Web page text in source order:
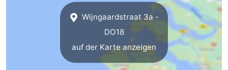
Wijngaardstraat 3a -
DO18
auf der Karte anzeigen